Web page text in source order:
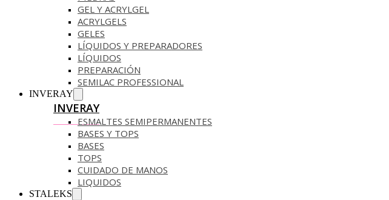
GEL Y ACRYLGEL
ACRYLGELS
GELES
LÍQUIDOS Y PREPARADORES
LÍQUIDOS
PREPARACIÓN
SEMILAC PROFESSIONAL
INVERAY
INVERAY
ESMALTES SEMIPERMANENTES
BASES Y TOPS
BASES
TOPS
CUIDADO DE MANOS
LIQUIDOS
STALEKS